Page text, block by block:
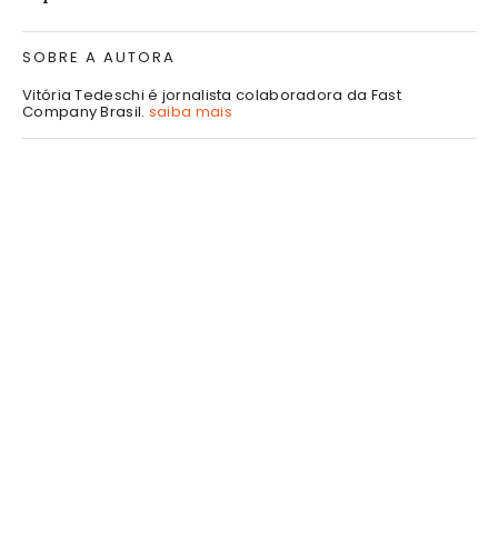
SOBRE A AUTORA
Vitória Tedeschi é jornalista colaboradora da Fast
Company Brasil. saiba mais